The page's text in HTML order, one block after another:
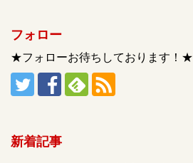
フォロー
★フォローお待ちしております！★
新着記事